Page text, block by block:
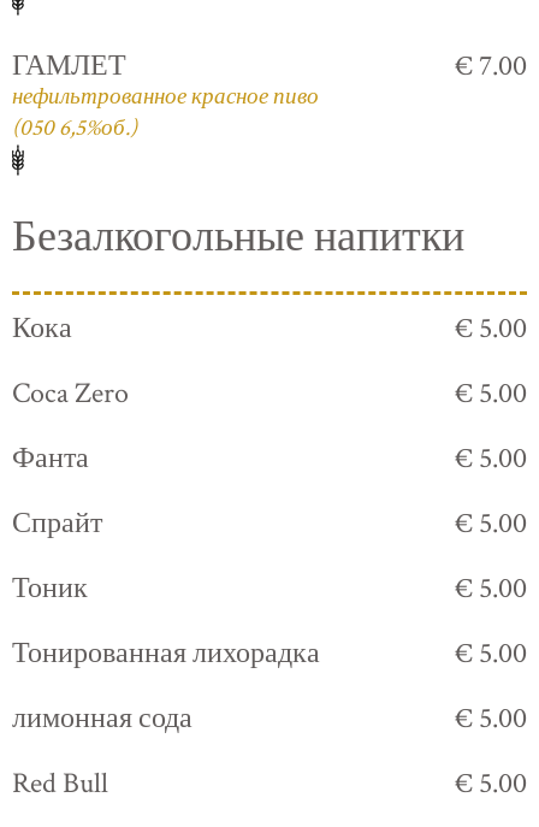
ГАМЛЕТ
нефильтрованное красное пиво
(050 6,5%об.)
€ 7.00
Безалкогольные напитки
Кока
€ 5.00
Coca Zero
€ 5.00
Фанта
€ 5.00
Спрайт
€ 5.00
Тоник
€ 5.00
Тонированная лихорадка
€ 5.00
лимонная сода
€ 5.00
Red Bull
€ 5.00